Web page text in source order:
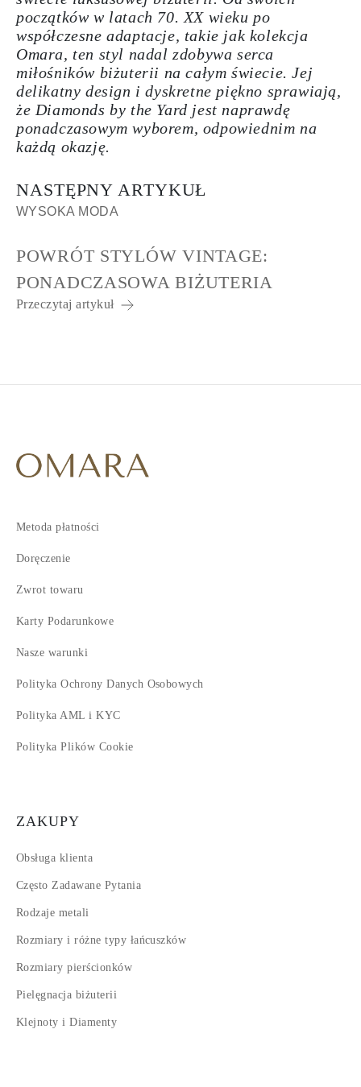
początków w latach 70. XX wieku po
współczesne adaptacje, takie jak kolekcja
Omara, ten styl nadal zdobywa serca
miłośników biżuterii na całym świecie. Jej
delikatny design i dyskretne piękno sprawiają,
że Diamonds by the Yard jest naprawdę
ponadczasowym wyborem, odpowiednim na
każdą okazję.
NASTĘPNY ARTYKUŁ
WYSOKA MODA
POWRÓT STYLÓW VINTAGE:
PONADCZASOWA BIŻUTERIA
Przeczytaj artykuł
Metoda płatności
Doręczenie
Zwrot towaru
Karty Podarunkowe
Nasze warunki
Polityka Ochrony Danych Osobowych
Polityka AML i KYC
Polityka Plików Cookie
ZAKUPY
Obsługa klienta
Często Zadawane Pytania
Rodzaje metali
Rozmiary i różne typy łańcuszków
Rozmiary pierścionków
Pielęgnacja biżuterii
Klejnoty i Diamenty